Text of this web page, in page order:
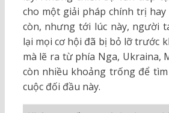
cho một giải pháp chính trị hay
còn, nhưng tới lúc này, người
lại mọi cơ hội đã bị bỏ lỡ trước
mà lẽ ra từ phía Nga, Ukraina,
còn nhiều khoảng trống để
cuộc đối đầu này.